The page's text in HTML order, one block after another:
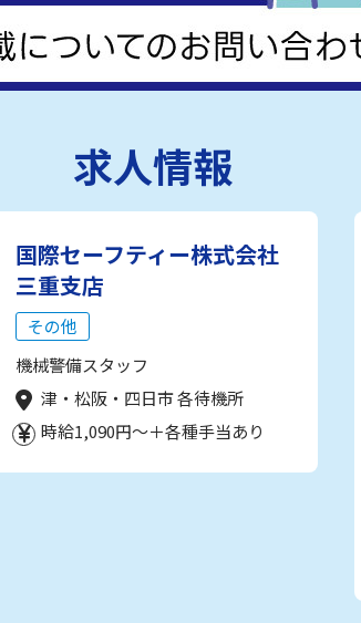
求人情報
国際セーフティー株式会社
三重支店
その他
機械警備スタッフ
津・松阪・四日市 各待機所
時給1,090円～＋各種手当あり